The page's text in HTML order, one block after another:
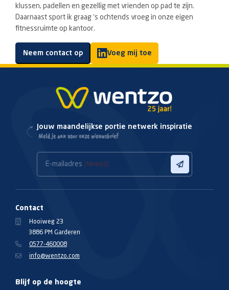
klussen, padellen en gezellig met vrienden op pad te zijn.
Daarnaast sport ik graag ’s ochtends vroeg in onze eigen
fitnessruimte op kantoor.
Neem contact op Voeg mij toe
Jouw maandelijkse portie netwerk inspiratie
Meld je aan voor onze nieuwsbrief
E-mailadres (Vereist)
Contact
Hooiweg 23
3886 PM Garderen
0577-460008
info@wentzo.com
Blijf op de hoogte